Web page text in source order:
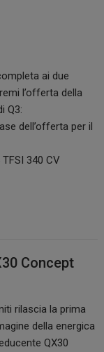
ai due
l’offerta della
Q3:
dell’offerta per il
340 CV
Concept
rilascia la prima
della energica
QX30